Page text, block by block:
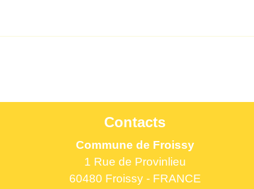
Contacts
Commune de Froissy
1 Rue de Provinlieu
60480 Froissy - FRANCE